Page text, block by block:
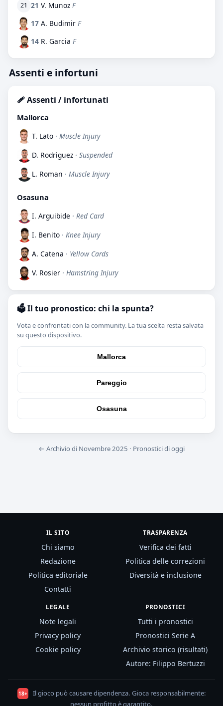
21 21 V. Munoz F
17 A. Budimir F
14 R. Garcia F
Assenti e infortuni
🩹 Assenti / infortunati
Mallorca
T. Lato · Muscle Injury
D. Rodriguez · Suspended
L. Roman · Muscle Injury
Osasuna
I. Arguibide · Red Card
I. Benito · Knee Injury
A. Catena · Yellow Cards
V. Rosier · Hamstring Injury
🗳️ Il tuo pronostico: chi la spunta?
Vota e confrontati con la community. La tua scelta resta salvata
su questo dispositivo.
Mallorca
Pareggio
Osasuna
← Archivio di Novembre 2025 · Pronostici di oggi
IL SITO
Chi siamo
Redazione
Politica editoriale
Contatti
TRASPARENZA
Verifica dei fatti
Politica delle correzioni
Diversità e inclusione
LEGALE
Note legali
Privacy policy
Cookie policy
PRONOSTICI
Tutti i pronostici
Pronostici Serie A
Archivio storico (risultati)
Autore: Filippo Bertuzzi
18+
Il gioco può causare dipendenza. Gioca responsabilmente:
nessun profitto è garantito.